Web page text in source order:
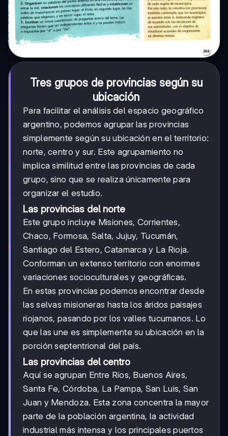
Tres grupos de provincias según su
ubicación
Para facilitar el análisis del espacio geográfico
argentino, podemos agrupar las provincias
simplemente según su ubicación en el territorio:
norte, centro y sur. Este agrupamiento no
implica similitud entre las provincias de cada
grupo, sino que se realiza únicamente para
organizar el estudio.
Las provincias del norte
Este grupo incluye Misiones, Corrientes,
Chaco, Formosa, Salta, Jujuy, Tucumán,
Santiago del Estero, Catamarca y La Rioja.
Conforman un extenso territorio con enormes
variaciones socioculturales y geográficas.
En estas provincias podemos encontrar desde
las selvas misioneras hasta los áridos paisajes
riojanos, pasando por los valles tucumanos. Lo
que las une es simplemente su ubicación en la
porción septentrional del país.
Las provincias del centro
Aquí se agrupan Entre Ríos, Buenos Aires,
Santa Fe, Córdoba, La Pampa, San Luis, San
Juan y Mendoza. Esta zona concentra la mayor
parte de la población argentina, la actividad
industrial más intensa y los principales puertos